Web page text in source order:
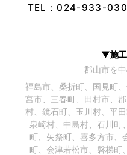
TEL：024-933-
▼施工
郡山市を
福島市、桑折町、国見町
宮市、三春町、田村市、
村、鏡石町、玉川村、平
泉崎村、中島村、石川町
町、矢祭町、喜多方市、
町、会津若松市、磐梯町